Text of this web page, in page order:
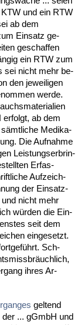
und ein RTW
ab dem
Ein­satz ge­
ge­schaf­fen
ein RTW zum
sei nicht mehr be­
den je­wei­li­gen
wer­de.
er­folgt, ab dem
sämt­li­che Me­di­ka­
Die Auf­nah­me
Leis­tungs­er­brin­
Er­fas­
Auf­zeich­
der Ein­satz­
nicht mehr
würden die Ein­
seit dem
ein­ge­setzt.
Sch­
ih­res Ar-
gel­tend
... gGmbH und